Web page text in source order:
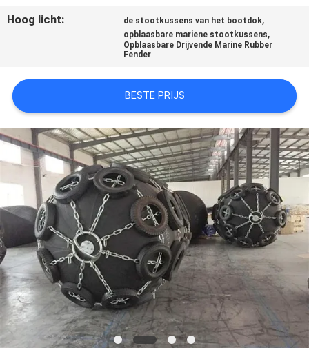
NIEUWS
SITEMAP
PRIVACY
POLICY
Hoog licht: de stootkussens van het bootdok,
opblaasbare mariene stootkussens,
Opblaasbare Drijvende Marine Rubber
Fender
BESTE PRIJS